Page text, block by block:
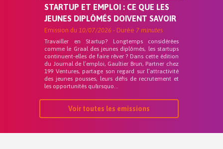
STARTUP ET EMPLOI : CE QUE LES
JEUNES DIPLÔMÉS DOIVENT SAVOIR
Emission du 10/07/2026 - Durée 7 minutes
Travailler en Startup? Longtemps considérées
comme le Graal des jeunes diplômés, les startups
continuent-elles de faire rêver ? Dans cette édition
du Journal de l’emploi, Gaultier Brun, Partner chez
199 Ventures, partage son regard sur l’attractivité
des jeunes pousses, leurs défis de recrutement et
les opportunités qu&rsquo...
Voir toutes les emissions